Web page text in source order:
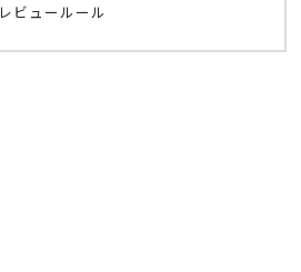
レビュールール